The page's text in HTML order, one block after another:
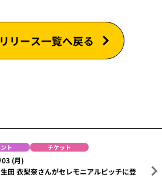
リース一覧へ戻る
ト チケット
(月)
生田 衣梨奈さんがセレモニアルピッチに登